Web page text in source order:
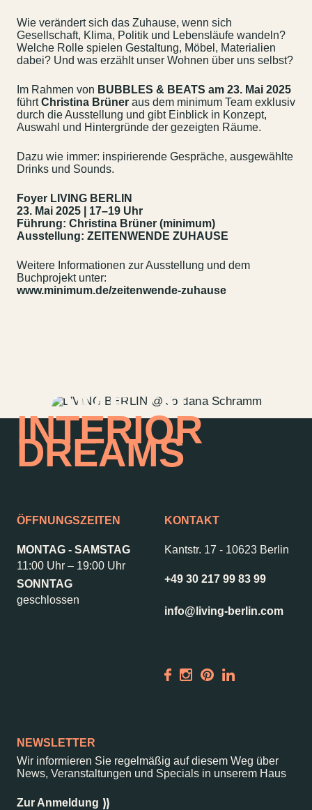
Anfahrt & Parken
Nachhaltigkeit
Vermietung
ALICE Rooftop &
Garden
Newsletter
Wie verändert sich das Zuhause, wenn sich
Gesellschaft, Klima, Politik und Lebensläufe wandeln?
Welche Rolle spielen Gestaltung, Möbel, Materialien
dabei? Und was erzählt unser Wohnen über uns selbst?
Im Rahmen von BUBBLES & BEATS am 23. Mai 2025
führtChristina Brüner aus dem minimum Team exklusiv
durch die Ausstellung und gibt Einblick in Konzept,
Auswahl und Hintergründe der gezeigten Räume.
Dazu wie immer: inspirierende Gespräche, ausgewählte
Drinks und Sounds.
Foyer LIVING BERLIN
23. Mai 2025 | 17–19 Uhr
Führung: Christina Brüner (minimum)
Ausstellung: ZEITENWENDE ZUHAUSE
Weitere Informationen zur Ausstellung und dem
Buchprojekt unter:
www.minimum.de/zeitenwende-zuhause
HOME OF
INTERIOR
DREAMS
ÖFFNUNGSZEITEN
MONTAG - SAMSTAG
11:00 Uhr – 19:00 Uhr
SONNTAG
geschlossen
KONTAKT
Kantstr. 17 - 10623 Berlin
+49 30 217 99 83 99
info@living-berlin.com
NEWSLETTER
Wir informieren Sie regelmäßig auf diesem Weg über
News, Veranstaltungen und Specials in unserem Haus
Zur Anmeldung